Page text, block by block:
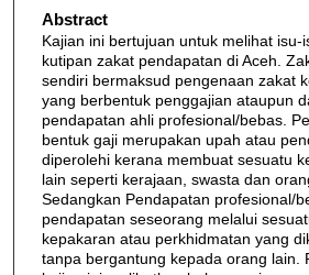
Abstract
Kajian ini bertujuan untuk melihat isu-
kutipan zakat pendapatan di Aceh.
sendiri bermaksud pengenaan zakat
yang berbentuk penggajian ataupun
pendapatan ahli profesional/bebas.
bentuk gaji merupakan upah atau
diperolehi kerana membuat sesuatu
lain seperti kerajaan, swasta dan
Sedangkan Pendapatan profesional/
pendapatan seseorang melalui
kepakaran atau perkhidmatan yang
tanpa bergantung kepada orang lain.